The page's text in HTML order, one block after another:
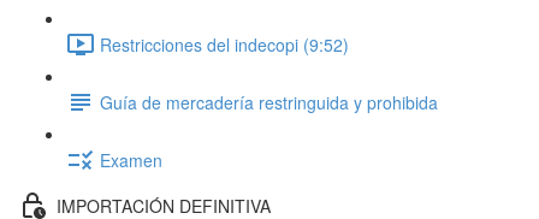
Restricciones del indecopi (9:52)
Guía de mercadería restringuida y prohibida
Examen
IMPORTACIÓN DEFINITIVA